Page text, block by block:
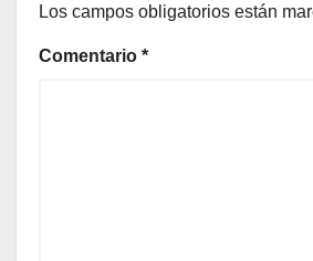
Los campos obligatorios están
Comentario *